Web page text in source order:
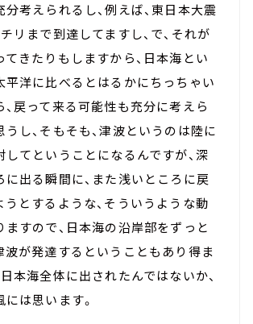
分考えられるし、例えば、東日本大震
リまで到達してますし、で、それが
てきたりもしますから、日本海とい
平洋に比べるとはるかにちっちゃい
、戻って来る可能性も充分に考えら
し、そもそも、津波というのは陸に
してということになるんですが、深
に出る瞬間に、また浅いところに戻
うとするような、そういうような動
ますので、日本海の沿岸部をずっと
波が発達するということもあり得ま
日本海全体に出されたんではないか、
には思います。